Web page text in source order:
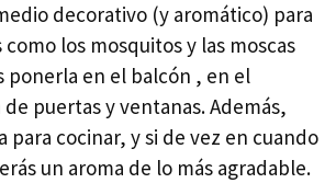
decorativo (y aromático) para
los mosquitos y las moscas
ponerla en el balcón , en el
puertas y ventanas. Además,
para cocinar, y si de vez en cuando
un aroma de lo más agradable.